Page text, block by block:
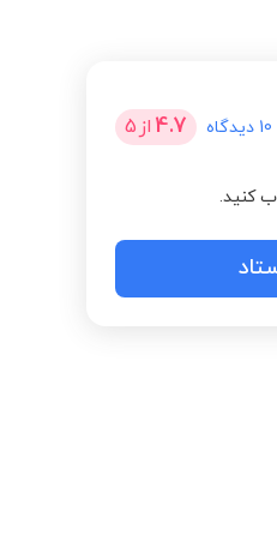
4.7 از 5
کنید.